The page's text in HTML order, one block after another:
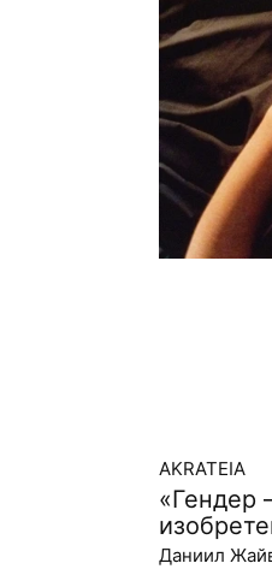
AKRATEIA
«Гендер
Даниил